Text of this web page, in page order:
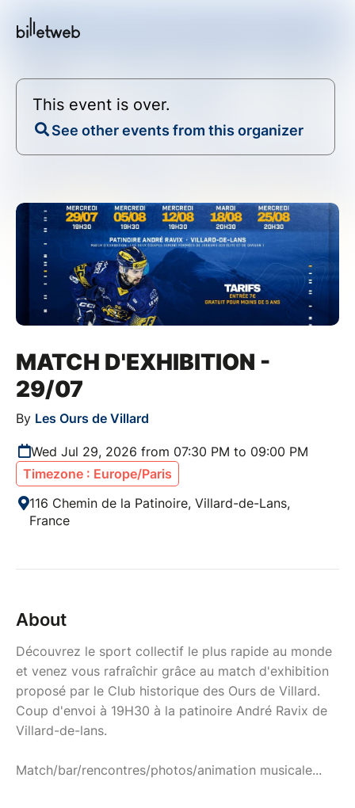
This event is over.
See other events from this organizer
MATCH D'EXHIBITION -
29/07
By Les Ours de Villard
Wed Jul 29, 2026 from 07:30 PM to 09:00 PM
Timezone : Europe/Paris
116 Chemin de la Patinoire, Villard-de-Lans,
France
About
Découvrez le sport collectif le plus rapide au monde
et venez vous rafraîchir grâce au match d'exhibition
proposé par le Club historique des Ours de Villard.
Coup d'envoi à 19H30 à la patinoire André Ravix de
Villard-de-lans.
Match/bar/rencontres/photos/animation musicale...